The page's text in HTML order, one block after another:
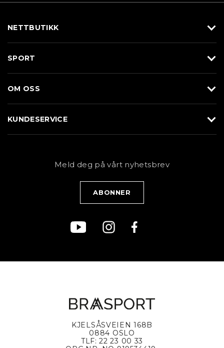
NETTBUTIKK
Sko
Merkevarer
SPORT
Løp
Sykkel
OM OSS
KUNDESERVICE
PersonvernerklæringMeld deg på vårt nyhetsbrev
KJELSÅSVEIEN 168B
0884 OSLO
TLF: 22 23 00 33